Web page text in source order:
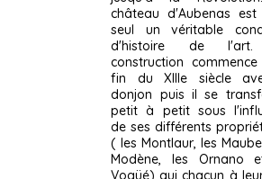
château d'Aubenas
seul un véritable
d'histoire de
construction
fin du XIIIe siècle
donjon puis il se
petit à petit sous
de ses différents
( les Montlaur, les
Modène, les Ornano
Vogüé) qui chacun à